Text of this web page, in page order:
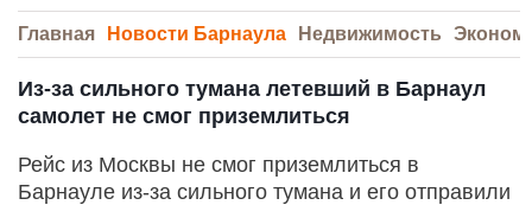
Главная Новости Барнаула Недвижимость
Из-за сильного тумана летевший в Барнаул
самолет не смог приземлиться
Рейс из Москвы не смог приземлиться в
Барнауле из-за сильного тумана и его отправили